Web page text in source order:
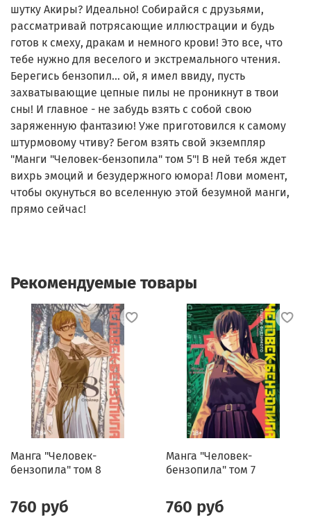
шутку Акиры? Идеально! Собирайся с друзьями,
рассматривай потрясающие иллюстрации и будь
готов к смеху, дракам и немного крови! Это все, что
тебе нужно для веселого и экстремального чтения.
Берегись бензопил... ой, я имел ввиду, пусть
захватывающие цепные пилы не проникнут в твои
сны! И главное - не забудь взять с собой свою
заряженную фантазию! Уже приготовился к самому
штурмовому чтиву? Бегом взять свой экземпляр
"Манги "Человек-бензопила" том 5"! В ней тебя ждет
вихрь эмоций и безудержного юмора! Лови момент,
чтобы окунуться во вселенную этой безумной манги,
прямо сейчас!
Рекомендуемые товары
Манга "Человек-
бензопила" том 8
760 руб
Манга "Человек-
бензопила" том 7
760 руб